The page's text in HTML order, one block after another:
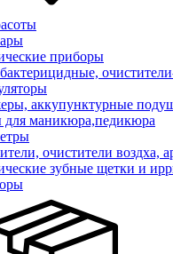
приборы
аккупунктурные
маникюра,педикюра
очистители воздха,
зубные щетки и